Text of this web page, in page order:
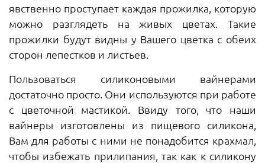
явственно проступает каждая прожилка, которую
можно разглядеть на живых цветах. Такие
прожилки будут видны у Вашего цветка с обеих
сторон лепестков и листьев.
Пользоваться силиконовыми вайнерами
достаточно просто. Они используются при работе
с цветочной мастикой. Ввиду того, что наши
вайнеры изготовлены из пищевого силикона,
Вам для работы с ними не понадобится крахмал,
чтобы избежать прилипания, так как к силикону